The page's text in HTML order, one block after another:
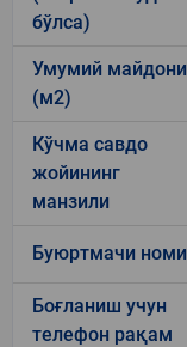
бўлса)
Умумий майдони
(м2)
Кўчма савдо
жойининг
манзили
Буюртмачи номи
Боғланиш учун
телефон рақам